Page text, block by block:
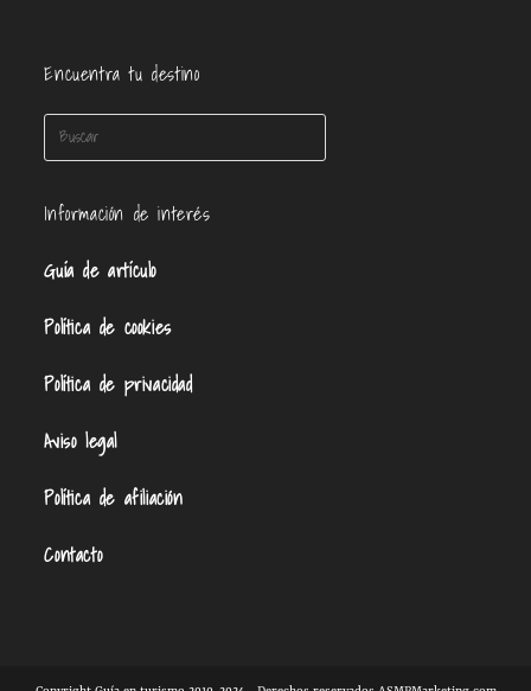
Encuentra tu destino
Información de interés
Guía de artículo
Política de cookies
Política de privacidad
Aviso legal
Política de afiliación
Contacto